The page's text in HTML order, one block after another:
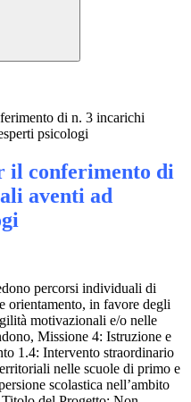
di n. 3 incarichi
psicologi
il conferimento di
aventi ad
percorsi individuali di
orientamento, in favore degli
motivazionali e/o nelle
Missione 4: Istruzione e
1.4: Intervento straordinario
nelle scuole di primo e
scolastica nell’ambito